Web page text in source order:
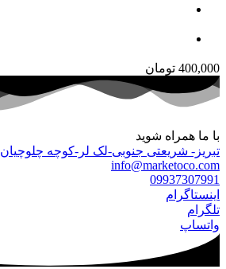
400,000 تومان
با ما همراه شوید
تبریز- شریعتی جنوبی-لک لر-کوچه چلوچیان
info@marketoco.com
09937307991
اینستاگرام
تلگرام
واتساپ